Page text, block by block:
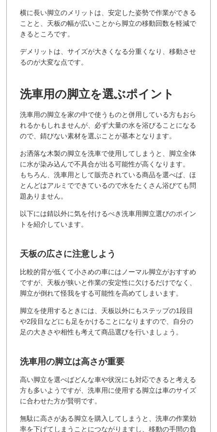
横に長い脚立のメリットは、安定した姿勢で作業ができる
ことと、天板の幅が広いことから脚立の移動回数を軽減で
きるところです。
デメリットは、サイズが大きくなる分重くなり、移動させ
るのが大変な点です。
洗車用の脚立を選ぶポイント
洗車用の脚立を家の中で使うものと併用している方もおら
れるかもしれませんが、必ず大量の水を浴びることになる
ので、錆びない素材を選ぶことが基本となります。
お洒落な木製の脚立を洗車で使用してしまうと、脚立全体
に水が染み込んで不具合が出る可能性が高くなります。
もちろん、洗車用として販売されている商品を選べば、ほ
とんどはアルミでできているので水をたくさん浴びても問
題ありません。
以下には錆以外に気を付けるべき洗車用脚立選びのポイン
トを紹介しています。
天板の広さに注意しよう
比較的背が低くて小さめの車にはノーマル脚立がおすすめ
ですが、天板が狭いと作業の安定性に欠けるだけでなく、
脚立が倒れて怪我をする可能性を高めてしまいます。
脚立を使用するときには、天板以外にもステップの1段目
や2段目などにも足をかけることになりますので、自分の
足の大きさや相性も考えて商品選びを行いましょう。
洗車用の脚立は高さが重要
高い脚立を選べばどんな車や状況にも対応できると考える
方も多いようですが、洗車用に使用する脚立は車のサイズ
に合わせた方が賢明です。
無駄に高さがある脚立を購入してしまうと、洗車の作業効
率を下げてしまうことにつながりますし、移動の手間の負